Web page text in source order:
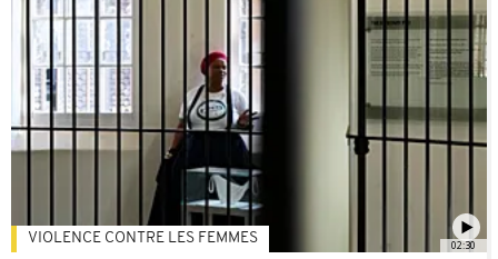
02:30
VIOLENCE CONTRE LES FEMMES